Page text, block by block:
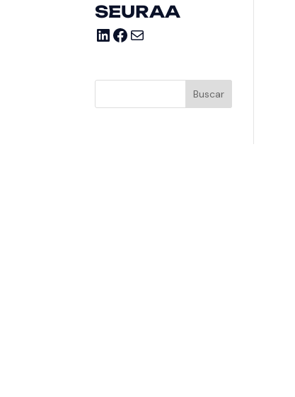
SEURAA
LinkedIn
Facebook
Correo electrónico
Buscar